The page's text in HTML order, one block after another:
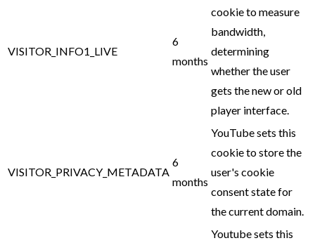
VISITOR_INFO1_LIVE
6
months
cookie to measure
bandwidth,
determining
whether the user
gets the new or old
player interface.
VISITOR_PRIVACY_METADATA
6
months
YouTube sets this
cookie to store the
user's cookie
consent state for
the current domain.
Youtube sets this